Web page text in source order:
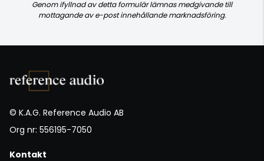
Genom ifyllnad av detta formulär lämnas medgivande till
mottagande av e-post innehållande marknadsföring.
© K.A.G. Reference Audio AB
Org nr: 556195-7050
Kontakt